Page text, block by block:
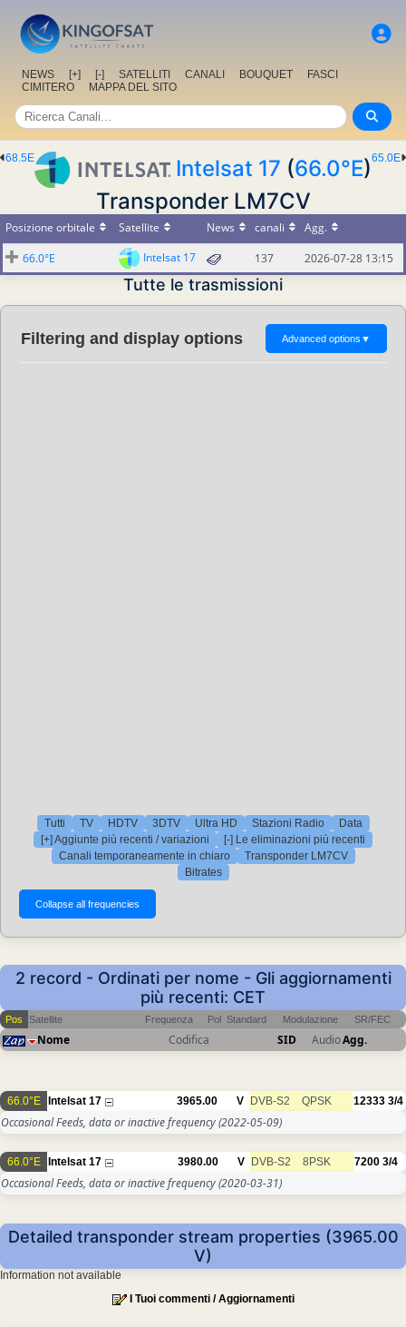
NEWS [+] [-] SATELLITI CANALI BOUQUET
FASCI
CIMITERO
MAPPA DEL SITO
65.0E
68.5E Intelsat 17 (66.0°E)
Transponder LM7CV
Posizione orbitale Satellite News canali
Agg.
66.0°E
Intelsat 17 137 2026-07-28 13:15
Tutte le trasmissioni
Filtering and display options Advanced options ▼
Tutti TV HDTV 3DTV Ultra HD Stazioni Radio
Data
[+] Aggiunte più recenti / variazioni
[-] Le eliminazioni più recenti
Canali temporaneamente in chiaro
Transponder LM7CV
Bitrates
2 record - Ordinati per nome - Gli aggiornamenti
più recenti: CET
Pos Satellite Frequenza Pol Standard Modulazione SR/FEC
Nome Codifica SID AudioAgg.
66.0°E Intelsat 17 3965.00 V DVB-S2 QPSK 12333 3/4
Occasional Feeds, data or inactive frequency(2022-05-09)
66.0°E Intelsat 17 3980.00 V DVB-S2 8PSK 7200 3/4
Occasional Feeds, data or inactive frequency(2020-03-31)
Detailed transponder stream properties (3965.00
V)
Information not available
I Tuoi commenti / Aggiornamenti